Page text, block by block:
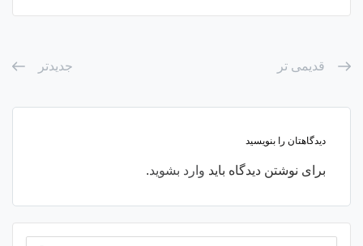
قدیمی تر جدیدتر
دیدگاهتان را بنویسید
برای نوشتن دیدگاه باید وارد بشوید.